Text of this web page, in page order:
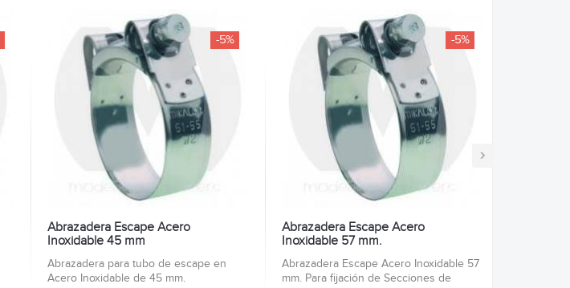
›
-5%
Abrazadera Escape Acero
Inoxidable 45 mm
Abrazadera para tubo de escape en
Acero Inoxidable de 45 mm.
-5%
Abrazadera Escape Acero
Inoxidable 57 mm.
Abrazadera Escape Acero Inoxidable 57
mm. Para fijación de Secciones de